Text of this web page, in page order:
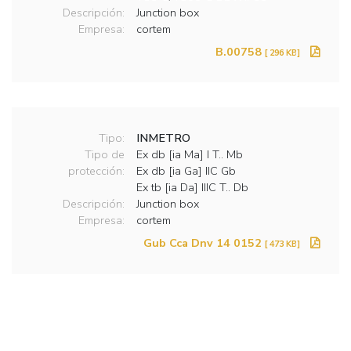
Descripción:
Junction box
Empresa:
cortem
B.00758[ 296 KB]
Tipo:
INMETRO
Tipo de
protección:
Ex db [ia Ma] I T.. Mb
Ex db [ia Ga] IIC Gb
Ex tb [ia Da] IIIC T.. Db
Descripción:
Junction box
Empresa:
cortem
Gub Cca Dnv 14 0152[ 473 KB]